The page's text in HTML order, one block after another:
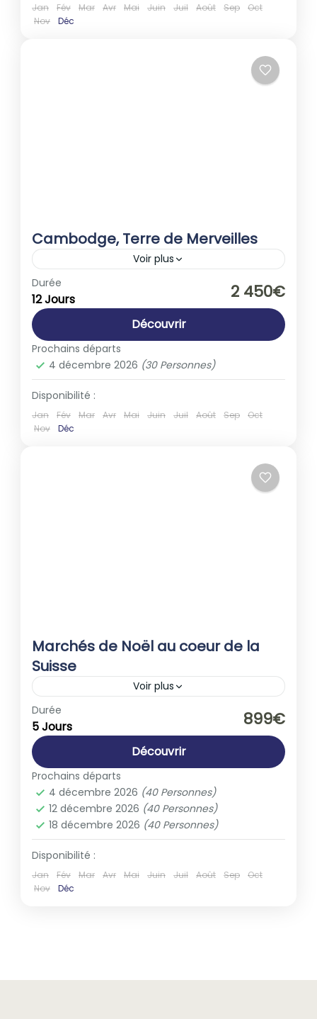
Jan Fév Mar Avr Mai Juin Juil Août Sep
Oct
Nov
Déc
Cambodge, Terre de Merveilles
Voir plus
Asie
1-30 People
Durée
12 Jours 2 450€
Découvrir
Prochains départs
4 décembre 2026 (30 Personnes)
Disponibilité :
Jan Fév Mar Avr Mai Juin Juil Août Sep
Oct
Nov
Déc
Marchés de Noël au coeur de la
Suisse
Voir plus
Europe
1-40 People
Durée
5 Jours 899€
Découvrir
Prochains départs
4 décembre 2026 (40 Personnes)
12 décembre 2026 (40 Personnes)
18 décembre 2026 (40 Personnes)
Disponibilité :
Jan Fév Mar Avr Mai Juin Juil Août Sep
Oct
Nov
Déc